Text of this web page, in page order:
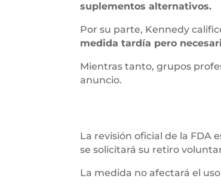
suplementos alternativos.
Por su parte, Kennedy
medida tardía pero
Mientras tanto, grupos
anuncio.
La revisión oficial de la FDA
se solicitará su retiro
La medida no afectará el